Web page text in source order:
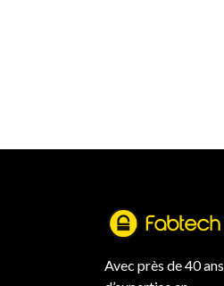
Avec près de 40 ans